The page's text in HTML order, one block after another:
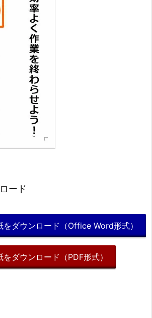
ード
をダウンロード（Office Word形式）
ダウンロード（PDF形式）